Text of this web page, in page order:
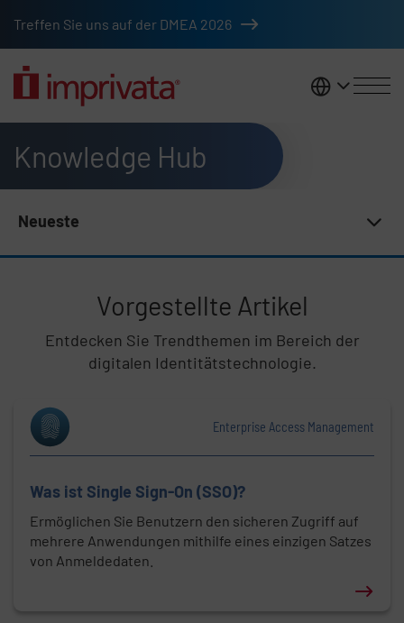
Treffen Sie uns auf der DMEA 2026
DACH
Knowledge Hub
Knowledge Hub
Neueste
Listeninhalt überspringen
Vorgestellte Artikel
Entdecken Sie Trendthemen im Bereich der
digitalen Identitätstechnologie.
Enterprise Access Management
Was ist Single Sign-On (SSO)?
Ermöglichen Sie Benutzern den sicheren Zugriff auf
mehrere Anwendungen mithilfe eines einzigen Satzes
von Anmeldedaten.